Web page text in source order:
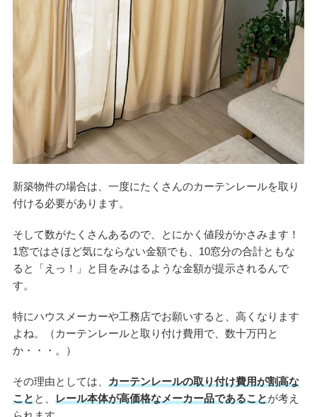
新築物件の場合は、一度にたくさんのカーテンレールを取り
付ける必要があります。
そして数がたくさんあるので、とにかく値段がかさみます！
1窓ではさほど気にならない金額でも、10窓分の合計ともな
ると「えっ！」と目をみはるような金額が提示されるんで
す。
特にハウスメーカーや工務店でお願いすると、高くなります
よね。（カーテンレールと取り付け費用で、数十万円と
か・・・。）
その理由としては、 カーテンレールの取り付け費用が割高な
ことと、 レール本体が高価格なメーカー品であることが考え